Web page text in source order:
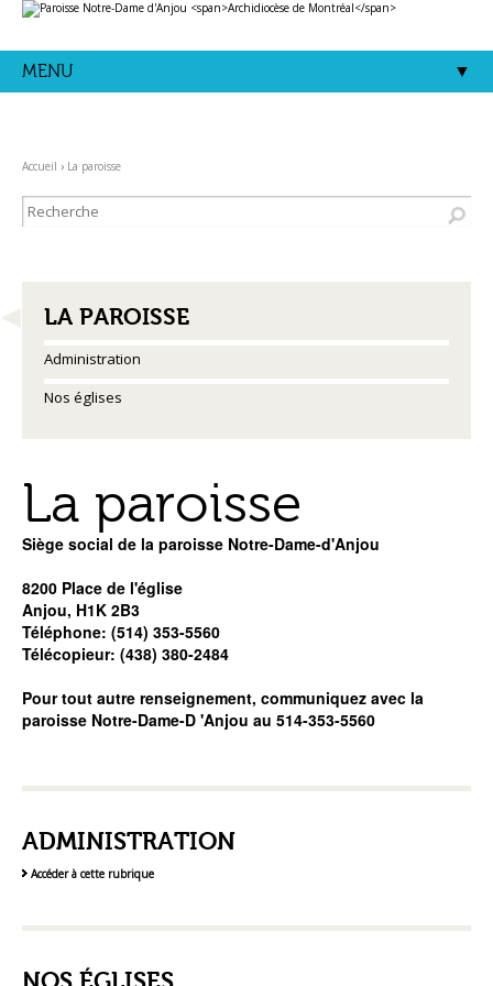
Aller
au
|
Aller
Outils
personnels
MENU
Accueil › La paroisse
NAVIGATION
LA PAROISSE
Administration
Nos églises
La paroisse
Siège social de la paroisse Notre-Dame-d'Anjou
8200 Place de l'église
Anjou, H1K 2B3
Téléphone: (514) 353-5560
Télécopieur: (438) 380-2484
Pour tout autre renseignement, communiquez avec la
paroisse Notre-Dame-D 'Anjou au 514-353-5560
ADMINISTRATION
Accéder à cette rubrique